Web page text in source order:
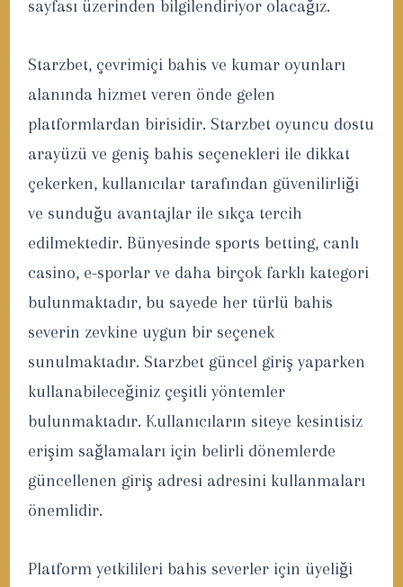
sayfası üzerinden bilgilendiriyor olacağız.
Starzbet, çevrimiçi bahis ve kumar oyunları
alanında hizmet veren önde gelen
platformlardan birisidir. Starzbet oyuncu dostu
arayüzü ve geniş bahis seçenekleri ile dikkat
çekerken, kullanıcılar tarafından güvenilirliği
ve sunduğu avantajlar ile sıkça tercih
edilmektedir. Bünyesinde sports betting, canlı
casino, e-sporlar ve daha birçok farklı kategori
bulunmaktadır, bu sayede her türlü bahis
severin zevkine uygun bir seçenek
sunulmaktadır. Starzbet güncel giriş yaparken
kullanabileceğiniz çeşitli yöntemler
bulunmaktadır. Kullanıcıların siteye kesintisiz
erişim sağlamaları için belirli dönemlerde
güncellenen giriş adresi adresini kullanmaları
önemlidir.
Platform yetkilileri bahis severler için üyeliği